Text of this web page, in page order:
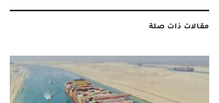
مقالات ذات صلة